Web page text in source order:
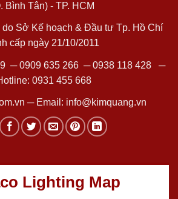
Bình Tân) - TP. HCM
do Sở Kế hoạch & Đầu tư Tp. Hồ Chí
cấp ngày 21/10/2011
─0909 635 266─0938 118 428─
0931 455 668
─ Email: info@kimquang.vn
Lighting Map